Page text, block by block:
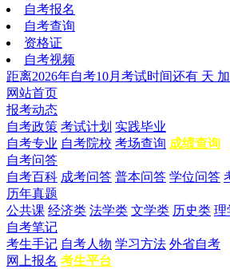
自考报名
自考查询
资格证
自考视频
距离2026年自考10月考试时间还有 天
网站首页
报考动态
自考政策 考试计划 实践毕业
自考专业 自考院校 考场查询 成绩查询
自考问答
自考百科 成考问答 普本问答 学位问答
历年真题
公共课 经济类 法学类 文学类 历史类 理
自考笔记
考生手记 自考人物 学习方法 外省自考
网上报名 考生平台